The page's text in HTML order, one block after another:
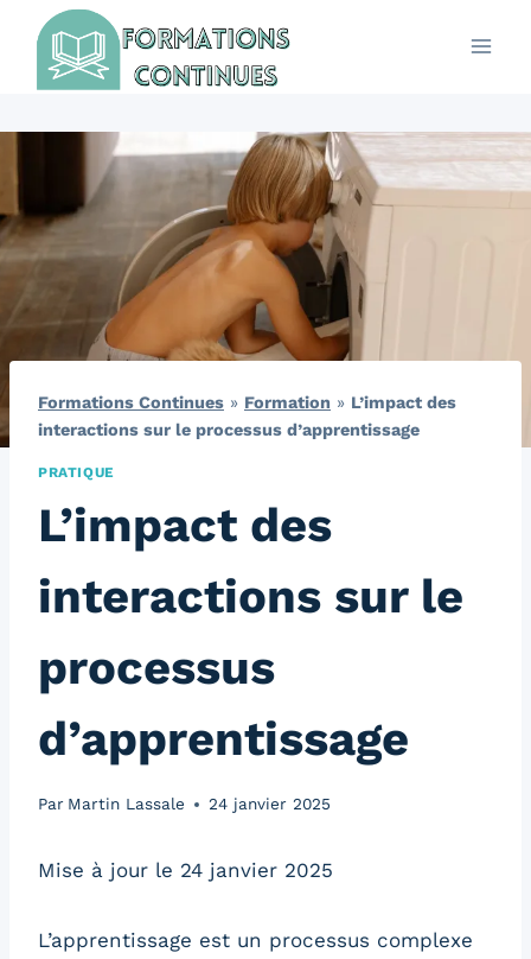
contenu
Formations Continues » Formation » L’impact des
interactions sur le processus d’apprentissage
PRATIQUE
L’impact des
interactions sur le
processus
d’apprentissage
Par Martin Lassale 24 janvier 2025
Mise à jour le 24 janvier 2025
L’apprentissage est un processus complexe